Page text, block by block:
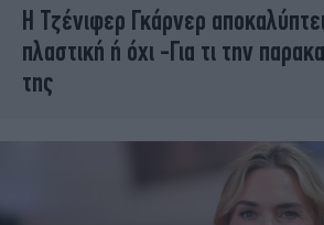
Η Τζένιφερ Γκάρνερ
πλαστική ή όχι -Για τι την
της